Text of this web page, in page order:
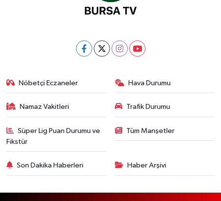
Nöbetçi Eczaneler Hava Durumu
Namaz Vakitleri Trafik Durumu
Süper Lig Puan Durumu ve
Fikstür
Tüm Manşetler
Son Dakika Haberleri Haber Arşivi